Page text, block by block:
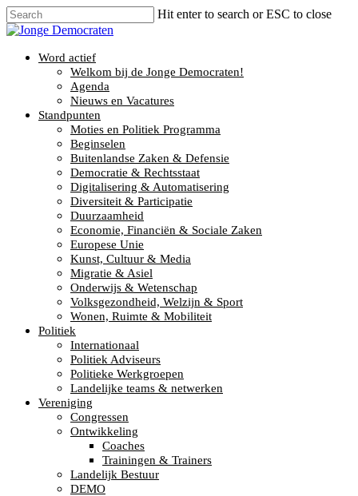
Hit enter to search or ESC to close
Word actief
Welkom bij de Jonge Democraten!
Agenda
Nieuws en Vacatures
Standpunten
Moties en Politiek Programma
Beginselen
Buitenlandse Zaken & Defensie
Democratie & Rechtsstaat
Digitalisering & Automatisering
Diversiteit & Participatie
Duurzaamheid
Economie, Financiën & Sociale Zaken
Europese Unie
Kunst, Cultuur & Media
Migratie & Asiel
Onderwijs & Wetenschap
Volksgezondheid, Welzijn & Sport
Wonen, Ruimte & Mobiliteit
Politiek
Internationaal
Politiek Adviseurs
Politieke Werkgroepen
Landelijke teams & netwerken
Vereniging
Congressen
Ontwikkeling
Coaches
Trainingen & Trainers
Landelijk Bestuur
DEMO